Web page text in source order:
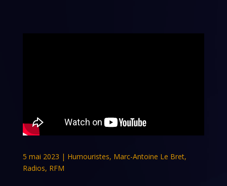
5 mai 2023 | Humouristes, Marc-Antoine Le Bret,
Radios, RFM